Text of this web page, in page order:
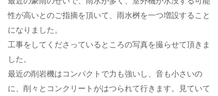
性が高いとのご指摘を頂いて、雨水桝を一つ増設すること
になりました。
工事をしてくださっているところの写真を撮らせて頂きま
した。
最近の削岩機はコンパクトで力も強いし、音も小さいの
に、削々とコンクリートがはつられて行きます。見ていて